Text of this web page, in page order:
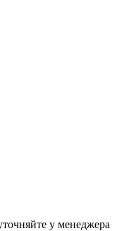
у менеджера